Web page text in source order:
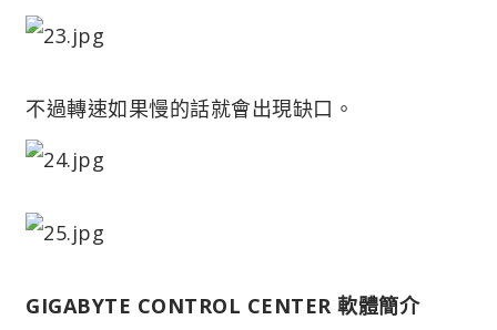
不過轉速如果慢的話就會出現缺口。
GIGABYTE CONTROL CENTER 軟體簡介